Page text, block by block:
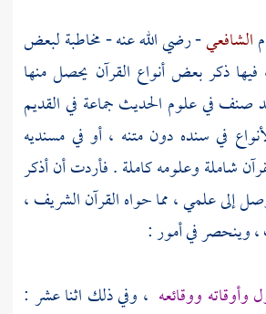
الشافعي- رضي الله عنه - مخاطبة لبعض
فيها ذكر بعض أنواع القرآن يحصل منها
صنف في علوم الحديث جماعة في القديم
في سنده دون متنه ، أو في مسنديه
شاملة وعلومه كاملة . فأردت أن أذكر
إلى علمي ، مما حواه القرآن الشريف ،
، وينحصر في أمور :
وأوقاته ووقائعه ، وفي ذلك اثنا عشر :